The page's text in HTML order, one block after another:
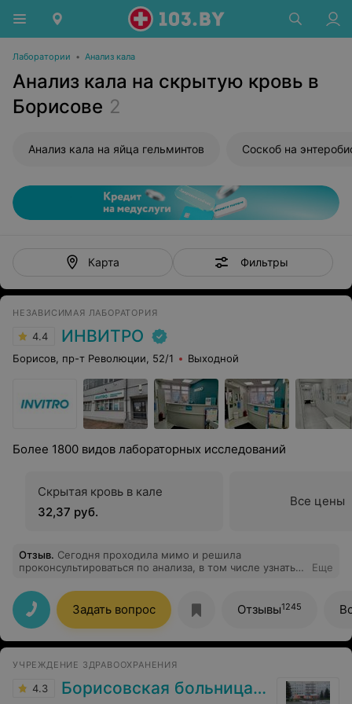
Лаборатории • Анализ кала
Анализ кала на скрытую кровь в
Борисове 2
Анализ кала на яйца гельминтов Соскоб на
Карта Фильтры
НЕЗАВИСИМАЯ ЛАБОРАТОРИЯ
4.4 ИНВИТРО
Борисов, пр-т Революции, 52/1 Выходной
Более 1800 видов лабораторных исследований
Скрытая кровь в кале
32,37 руб.
Все цены
Отзыв. Сегодня проходила мимо и решила
проконсультироваться по анализа, в том числе узнать
доступно, предложила распечатку с подготовкой к
анализам. В отличие от других мест, не закатывала
глаза, когда я переспрашивала (не медику не совсем
понятно было). Для анализа мочи предложила
контейнеры, что делает более удобным доставку
Спасибо большое за такую приветливость и
понимание. Обязательно приду сдавать анализы
только сюда.
Еще
Задать вопрос Отзывы1245
УЧРЕЖДЕНИЕ ЗДРАВООХРАНЕНИЯ
4.3 Борисовская больница № 2